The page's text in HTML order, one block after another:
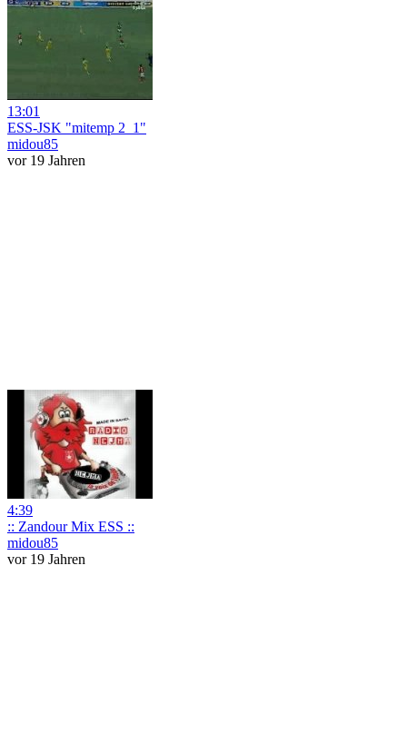
13:01
ESS-JSK "mitemp 2_1"
midou85
vor 19 Jahren
4:39
:: Zandour Mix ESS ::
midou85
vor 19 Jahren